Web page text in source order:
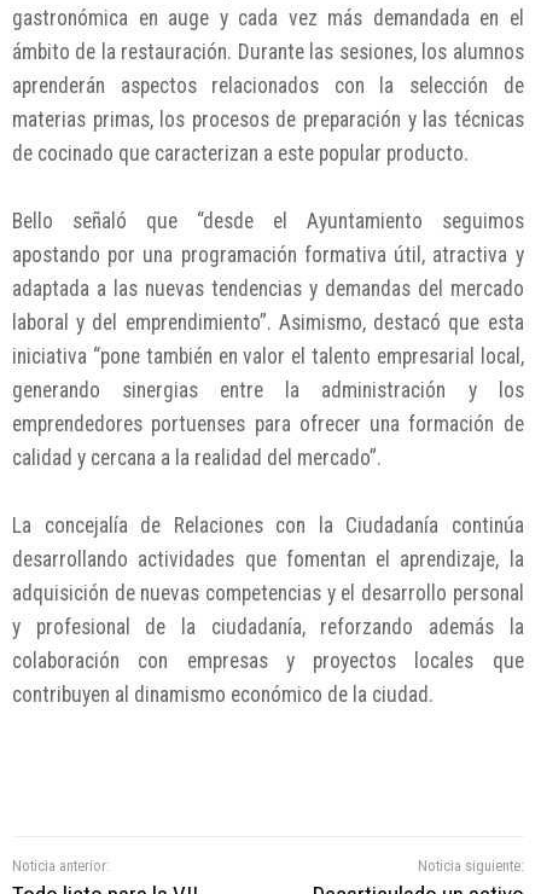
gastronómica en auge y cada vez más demandada en el
ámbito de la restauración. Durante las sesiones, los alumnos
aprenderán aspectos relacionados con la selección de
materias primas, los procesos de preparación y las técnicas
de cocinado que caracterizan a este popular producto.
Bello señaló que “desde el Ayuntamiento seguimos
apostando por una programación formativa útil, atractiva y
adaptada a las nuevas tendencias y demandas del mercado
laboral y del emprendimiento”. Asimismo, destacó que esta
iniciativa “pone también en valor el talento empresarial local,
generando sinergias entre la administración y los
emprendedores portuenses para ofrecer una formación de
calidad y cercana a la realidad del mercado”.
La concejalía de Relaciones con la Ciudadanía continúa
desarrollando actividades que fomentan el aprendizaje, la
adquisición de nuevas competencias y el desarrollo personal
y profesional de la ciudadanía, reforzando además la
colaboración con empresas y proyectos locales que
contribuyen al dinamismo económico de la ciudad.
Noticia anterior: Noticia siguiente: